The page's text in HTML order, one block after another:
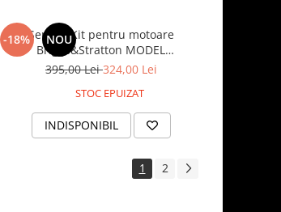
-18% NOU
Service Kit pentru motoare
Briggs&Stratton MODEL
575EX/650EXi/675EXi InStart (Masina de
395,00 Lei324,00 Lei
STOC EPUIZAT
INDISPONIBIL
1 2